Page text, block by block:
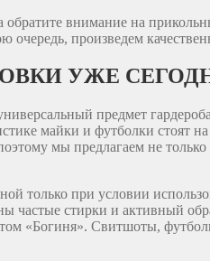
обратите внимание на
произведем
УЖЕ
предмет
майки и футболки
мы предлагаем не
только при условии
стирки и активный
«Богиня». Свитшоты,